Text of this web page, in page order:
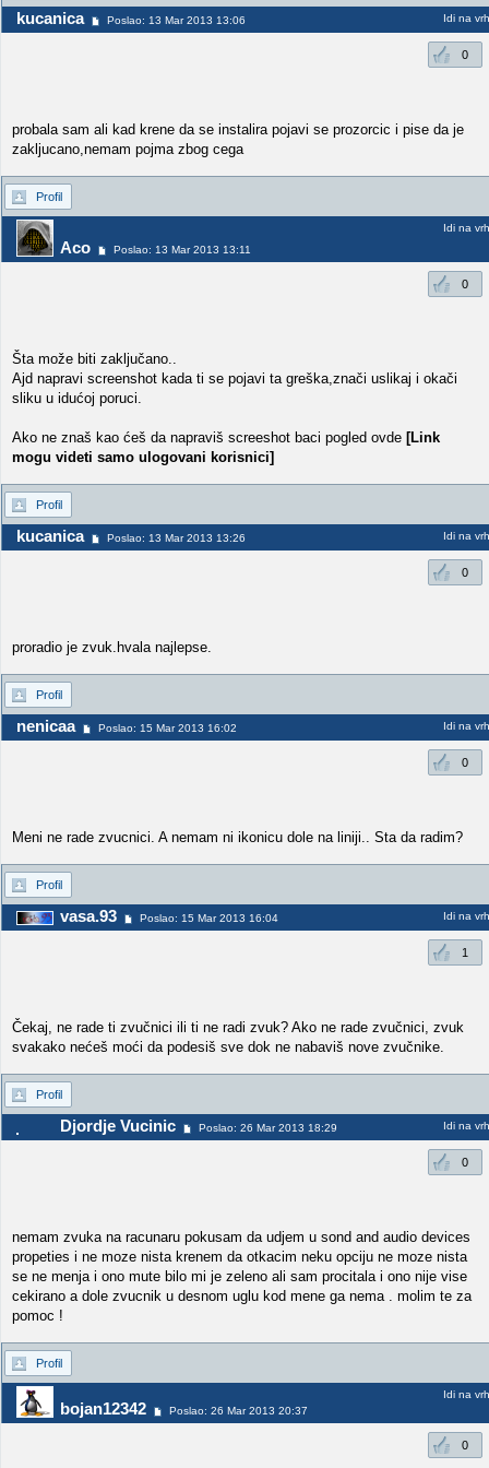
kucanica Poslao: 13 Mar 2013 13:06 Idi na vrh
0
probala sam ali kad krene da se instalira pojavi se prozorcic i pise da je
zakljucano,nemam pojma zbog cega
Profil
Aco Poslao: 13 Mar 2013 13:11
Idi na vrh
0
Šta može biti zaključano..
Ajd napravi screenshot kada ti se pojavi ta greška,znači uslikaj i okači
sliku u idućoj poruci.
Ako ne znaš kao ćeš da napraviš screeshot baci pogled ovde [Link
mogu videti samo ulogovani korisnici]
Profil
kucanica Poslao: 13 Mar 2013 13:26 Idi na vrh
0
proradio je zvuk.hvala najlepse.
Profil
nenicaa Poslao: 15 Mar 2013 16:02 Idi na vrh
0
Meni ne rade zvucnici. A nemam ni ikonicu dole na liniji.. Sta da radim?
Profil
vasa.93 Poslao: 15 Mar 2013 16:04 Idi na vrh
1
Čekaj, ne rade ti zvučnici ili ti ne radi zvuk? Ako ne rade zvučnici, zvuk
svakako nećeš moći da podesiš sve dok ne nabaviš nove zvučnike.
Profil
Djordje Vucinic Poslao: 26 Mar 2013 18:29 Idi na vrh
0
nemam zvuka na racunaru pokusam da udjem u sond and audio devices
propeties i ne moze nista krenem da otkacim neku opciju ne moze nista
se ne menja i ono mute bilo mi je zeleno ali sam procitala i ono nije vise
cekirano a dole zvucnik u desnom uglu kod mene ga nema . molim te za
pomoc !
Profil
bojan12342 Poslao: 26 Mar 2013 20:37
Idi na vrh
0